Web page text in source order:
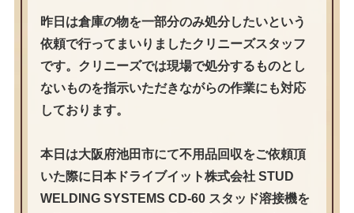
昨日は倉庫の物を一部分のみ処分したいという
依頼で行ってまいりましたクリニーズスタッフ
です。クリニーズでは現場で処分するものとし
ないものを指示いただきながらの作業にも対応
しております。
本日は大阪府池田市にて不用品回収をご依頼頂
いた際に日本ドライブイット株式会社 STUD
WELDING SYSTEMS CD-60 スタッド溶接機を